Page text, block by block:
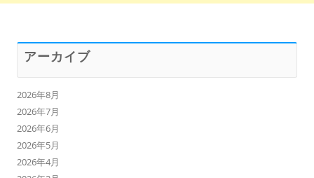
アーカイブ
2026年8月
2026年7月
2026年6月
2026年5月
2026年4月